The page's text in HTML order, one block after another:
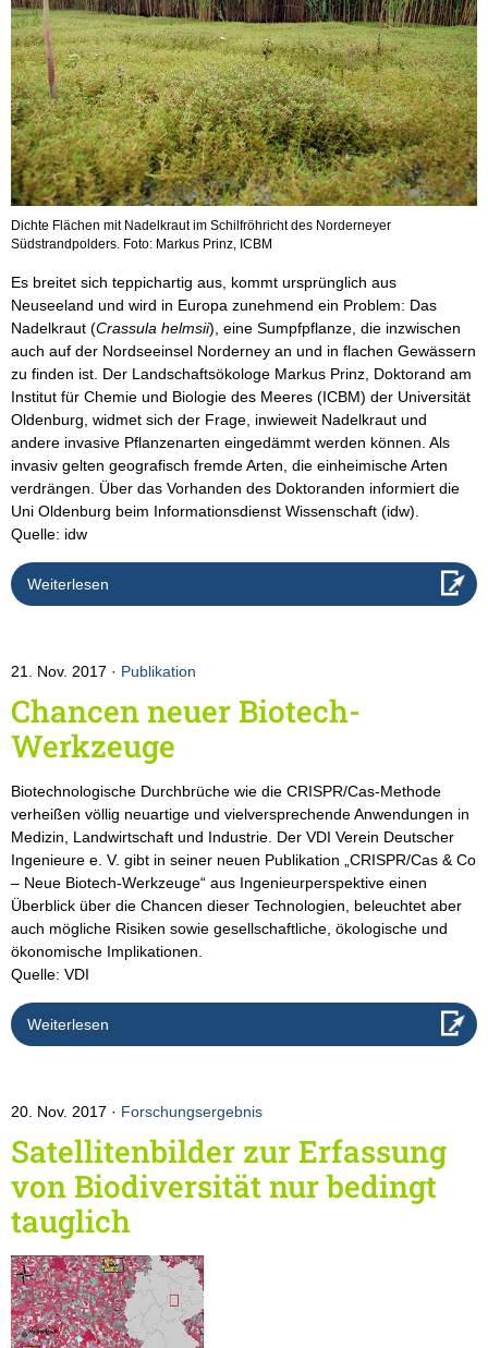
Dichte Flächen mit Nadelkraut im Schilfröhricht des Norderneyer
Südstrandpolders. Foto: Markus Prinz, ICBM
Es breitet sich teppichartig aus, kommt ursprünglich aus
Neuseeland und wird in Europa zunehmend ein Problem: Das
Nadelkraut (Crassula helmsii), eine Sumpfpflanze, die inzwischen
auch auf der Nordseeinsel Norderney an und in flachen Gewässern
zu finden ist. Der Landschaftsökologe Markus Prinz, Doktorand am
Institut für Chemie und Biologie des Meeres (ICBM) der Universität
Oldenburg, widmet sich der Frage, inwieweit Nadelkraut und
andere invasive Pflanzenarten eingedämmt werden können. Als
invasiv gelten geografisch fremde Arten, die einheimische Arten
verdrängen. Über das Vorhanden des Doktoranden informiert die
Uni Oldenburg beim Informationsdienst Wissenschaft (idw).
Quelle: idw
Weiterlesen
21. Nov. 2017 Publikation
Chancen neuer Biotech-
Werkzeuge
Biotechnologische Durchbrüche wie die CRISPR/Cas-Methode
verheißen völlig neuartige und vielversprechende Anwendungen in
Medizin, Landwirtschaft und Industrie. Der VDI Verein Deutscher
Ingenieure e. V. gibt in seiner neuen Publikation „CRISPR/Cas & Co
– Neue Biotech-Werkzeuge“ aus Ingenieurperspektive einen
Überblick über die Chancen dieser Technologien, beleuchtet aber
auch mögliche Risiken sowie gesellschaftliche, ökologische und
ökonomische Implikationen.
Quelle: VDI
Weiterlesen
20. Nov. 2017 Forschungsergebnis
Satellitenbilder zur Erfassung
von Biodiversität nur bedingt
tauglich